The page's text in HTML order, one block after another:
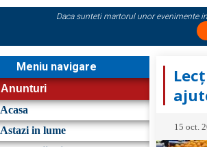
Daca sunteti martorul unor evenimente
Meniu navigare
Anunturi
Acasa
Astazi in lume
15 oct.